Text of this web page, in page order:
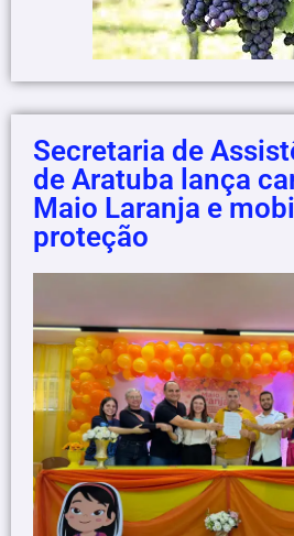
Secretaria de
de Aratuba lança
Maio Laranja e
proteção